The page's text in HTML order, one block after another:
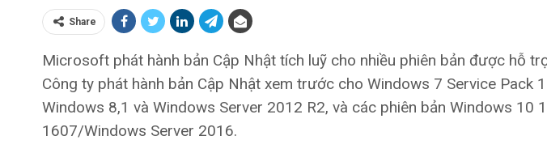
Share
Microsoft phát hành bản Cập Nhật tích luỹ cho nhiều phiên bản được hỗ
Công ty phát hành bản Cập Nhật xem trước cho Windows 7 Service Pack
Windows 8,1 và Windows Server 2012 R2, và các phiên bản Windows 10
1607/Windows Server 2016.